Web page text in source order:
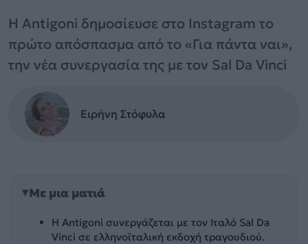
Η Antigoni δημοσίευσε στο Instagram το
πρώτο απόσπασμα από το «Για πάντα ναι»,
την νέα συνεργασία της με τον Sal Da Vinci
Ειρήνη Στόφυλα
Με μια ματιά
Η Antigoni συνεργάζεται με τον Ιταλό Sal Da
Vinci σε ελληνοϊταλική εκδοχή τραγουδιού.